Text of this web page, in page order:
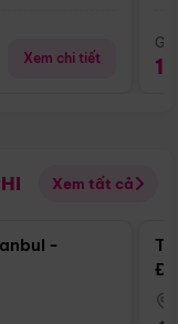
Xem chi tiết
Xem tất cả
Điểm nổi bật
-